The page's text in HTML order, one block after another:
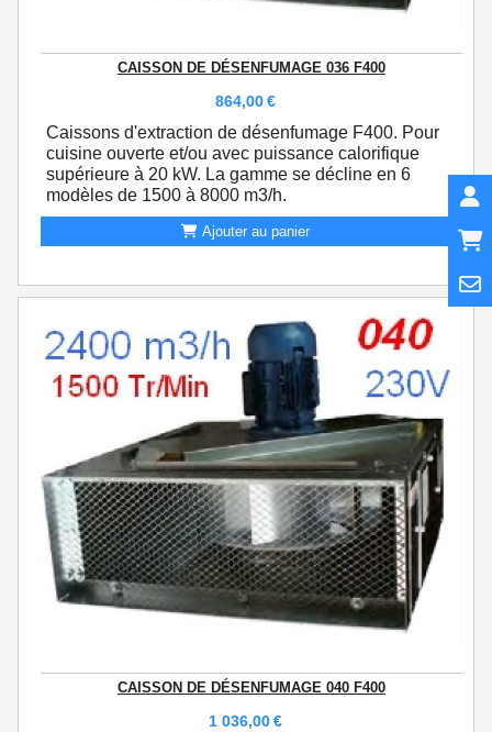
CAISSON DE DÉSENFUMAGE 036 F400
864,00€
Caissons d'extraction de désenfumage F400. Pour
cuisine ouverte et/ou avec puissance calorifique
supérieure à 20 kW. La gamme se décline en 6
modèles de 1500 à 8000 m3/h.
Ajouter au panier
CAISSON DE DÉSENFUMAGE 040 F400
1 036,00€